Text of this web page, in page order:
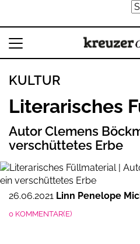
KULTUR
Literarisches
Autor Clemens
verschüttetes Erbe
26.06.2021 Linn Penelope
0 KOMMENTAR(E)